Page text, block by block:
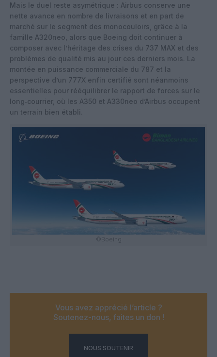
Mais le duel reste asymétrique : Airbus conserve une
nette avance en nombre de livraisons et en part de
marché sur le segment des monocouloirs, grâce à la
famille A320neo, alors que Boeing doit continuer à
composer avec l’héritage des crises du 737 MAX et des
problèmes de qualité mis au jour ces derniers mois. La
montée en puissance commerciale du 787 et la
perspective d’un 777X enfin certifié sont néanmoins
essentielles pour rééquilibrer le rapport de forces sur le
long‑courrier, où les A350 et A330neo d’Airbus occupent
un terrain bien établi.
©Boeing
Vous avez apprécié l’article ?
Soutenez-nous, faites un don !
NOUS SOUTENIR